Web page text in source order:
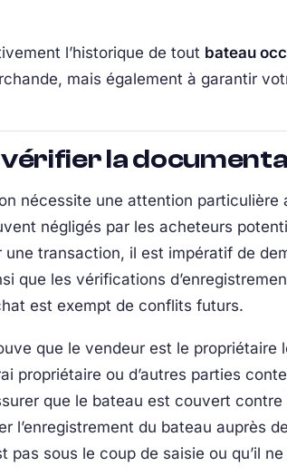
l’historique de tout bateau
mais également à garantir
la
nécessite une attention
négligés par les acheteurs
transaction, il est impératif de
que les vérifications
est exempt de conflits futurs.
que le vendeur est le propriétaire
propriétaire ou d’autres parties
que le bateau est couvert
l’enregistrement du bateau auprès
pas sous le coup de saisie ou qu’il